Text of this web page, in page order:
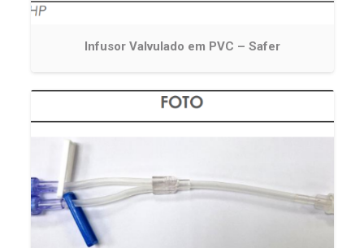
Infusor Valvulado em PVC – Safer